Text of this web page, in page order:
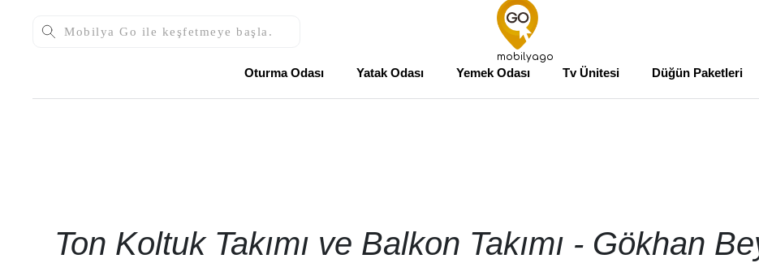
mobilyago
Oturma Odası Yatak Odası Yemek Odası Tv Ünitesi Düğün Paketleri
Ton Koltuk Takımı ve Balkon Takımı - Gökhan